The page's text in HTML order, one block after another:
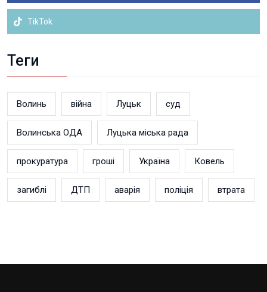
TikTok
Теги
Волинь війна Луцьк суд
Волинська ОДА Луцька міська рада
прокуратура гроші Україна Ковель
загиблі ДТП аварія поліція втрата